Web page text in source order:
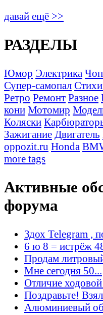
давай ещё >>
РАЗДЕЛЫ
Юмор Электрика
Супер-самопал
Ретро Ремонт Разное
кони Мотомир
Коляски
Зажигание Двигатель
oppozit.ru Honda
more tags
Активные
форума
Здох Telegram ,
6 ю 8 = истрёж
Продам
Мне сегодня 50...
Отличие
Поздравьте!
Алюминиевый